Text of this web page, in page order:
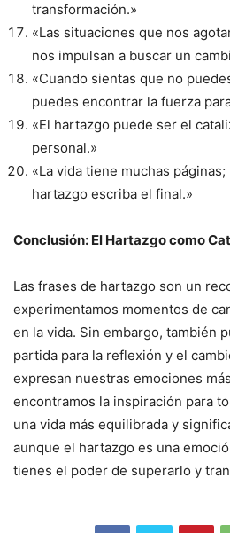
transformación.»
«Las situaciones que nos
nos impulsan a buscar un
«Cuando sientas que no
puedes encontrar la fuerza
«El hartazgo puede ser el
personal.»
«La vida tiene muchas
hartazgo escriba el final.»
Conclusión: El Hartazgo como
Las frases de hartazgo son un
experimentamos momentos de
en la vida. Sin embargo, también
partida para la reflexión y el
expresan nuestras emociones
encontramos la inspiración para
una vida más equilibrada y
aunque el hartazgo es una
tienes el poder de superarlo y